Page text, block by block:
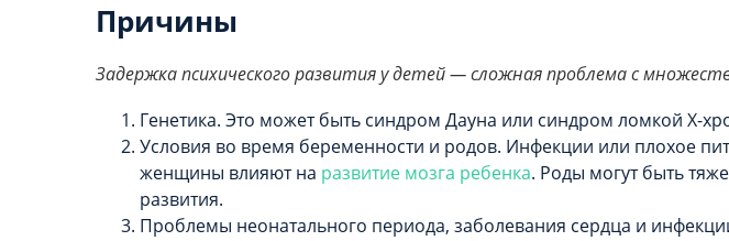
Причины
Задержка психического развития у детей — сложная проблема с
Генетика. Это может быть синдром Дауна или синдром ломкой Х-
Условия во время беременности и родов. Инфекции или плохое
женщины влияют на развитие мозга ребенка. Роды могут быть
развития.
Проблемы неонатального периода, заболевания сердца и